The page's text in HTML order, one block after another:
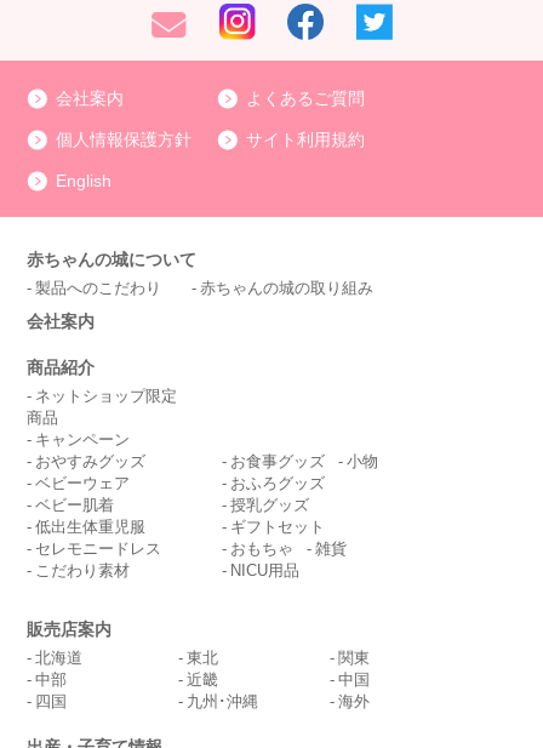
会社案内 よくあるご質問
個人情報保護方針 サイト利用規約
English
赤ちゃんの城について
製品へのこだわり 赤ちゃんの城の取り組み
会社案内
商品紹介
ネットショップ限定
商品
キャンペーン
おやすみグッズ
ベビーウェア
ベビー肌着
低出生体重児服
セレモニードレス
こだわり素材
お食事グッズ
小物
おふろグッズ
授乳グッズ
ギフトセット
おもちゃ
雑貨
NICU用品
販売店案内
北海道 東北
関東
中部
近畿
中国
四国
九州･沖縄 海外